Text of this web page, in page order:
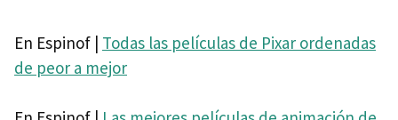
En Espinof | Todas las películas de Pixar ordenadas
de peor a mejor